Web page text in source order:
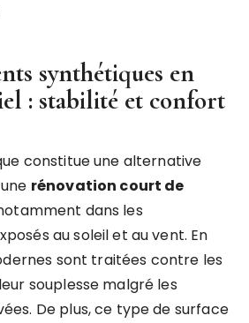
synthétiques en
: stabilité et confort
constitue une alternative
rénovation court de
dans les
au soleil et au vent. En
sont traitées contre les
souplesse malgré les
De plus, ce type de surface